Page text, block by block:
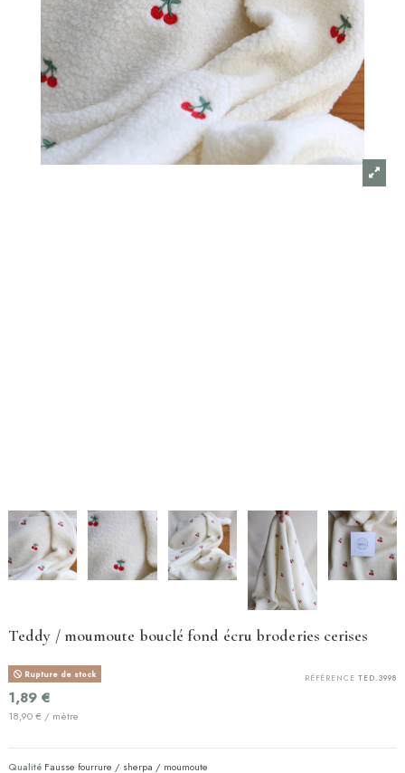
Teddy / moumoute bouclé fond écru broderies cerises
RÉFÉRENCE TED.3998
Rupture de stock
1,89 €
18,90 € / mètre
Qualité Fausse fourrure / sherpa / moumoute